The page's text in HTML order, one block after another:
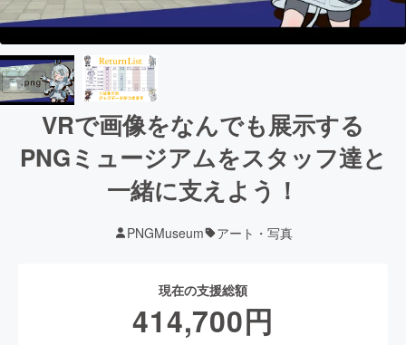
VRで画像をなんでも展示する
PNGミュージアムをスタッフ達と
一緒に支えよう！
PNGMuseum アート・写真
現在の支援総額
414,700円